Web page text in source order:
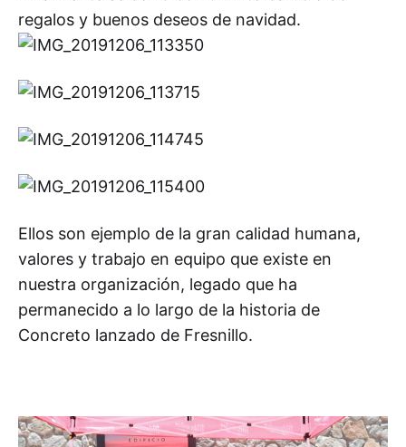
regalos y buenos deseos de navidad.
Ellos son ejemplo de la gran calidad humana,
valores y trabajo en equipo que existe en
nuestra organización, legado que ha
permanecido a lo largo de la historia de
Concreto lanzado de Fresnillo.